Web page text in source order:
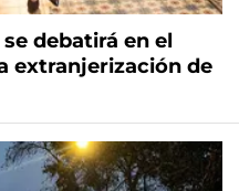
debatirá en el
extranjerización de